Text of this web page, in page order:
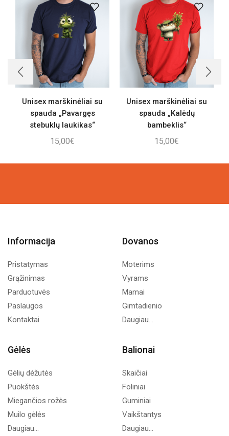
Unisex marškinėliai su
spauda „Pavargęs
stebuklų laukikas“
15,00€
Unisex marškinėliai su
spauda „Kalėdų
bambeklis“
15,00€
Informacija
Pristatymas
Grąžinimas
Parduotuvės
Paslaugos
Kontaktai
Dovanos
Moterims
Vyrams
Mamai
Gimtadienio
Daugiau...
Gėlės
Gėlių dėžutės
Puokštės
Miegančios rožės
Muilo gėlės
Daugiau...
Balionai
Skaičiai
Foliniai
Guminiai
Vaikštantys
Daugiau...